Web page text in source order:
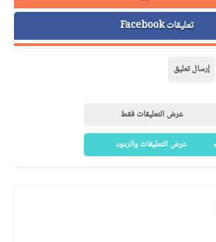
تعليقات Facebook
إرسال تعليق
عرض التعليقات فقط
عرض التعليقات والردود